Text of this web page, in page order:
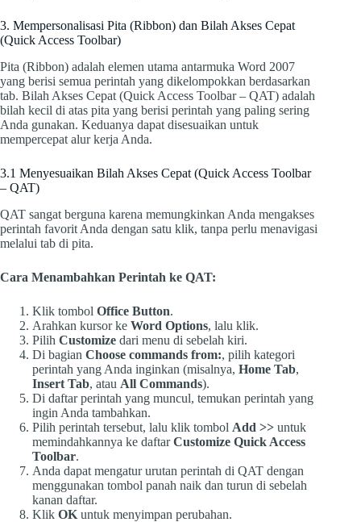
3. Mempersonalisasi Pita (Ribbon) dan Bilah Akses Cepat
(Quick Access Toolbar)
Pita (Ribbon) adalah elemen utama antarmuka Word 2007
yang berisi semua perintah yang dikelompokkan berdasarkan
tab. Bilah Akses Cepat (Quick Access Toolbar – QAT) adalah
bilah kecil di atas pita yang berisi perintah yang paling sering
Anda gunakan. Keduanya dapat disesuaikan untuk
mempercepat alur kerja Anda.
3.1 Menyesuaikan Bilah Akses Cepat (Quick Access Toolbar
– QAT)
QAT sangat berguna karena memungkinkan Anda mengakses
perintah favorit Anda dengan satu klik, tanpa perlu menavigasi
melalui tab di pita.
Cara Menambahkan Perintah ke QAT:
Klik tombol Office Button.
Arahkan kursor ke Word Options, lalu klik.
Pilih Customize dari menu di sebelah kiri.
Di bagian Choose commands from:, pilih kategori
perintah yang Anda inginkan (misalnya, Home Tab,
Insert Tab, atau All Commands).
Di daftar perintah yang muncul, temukan perintah yang
ingin Anda tambahkan.
Pilih perintah tersebut, lalu klik tombol Add >> untuk
memindahkannya ke daftarCustomize Quick Access
Toolbar.
Anda dapat mengatur urutan perintah di QAT dengan
menggunakan tombol panah naik dan turun di sebelah
kanan daftar.
Klik OK untuk menyimpan perubahan.